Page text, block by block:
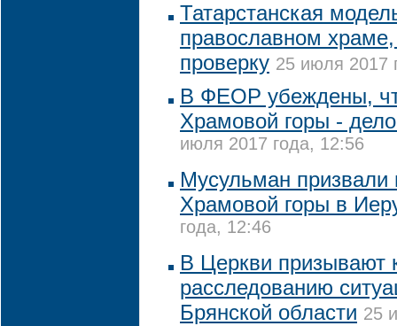
Татарстанская
православном
проверку 25 июля 2017
В ФЕОР убеждены,
Храмовой горы -
июля 2017 года, 12:56
Мусульман призвали
Храмовой горы в
года, 12:46
В Церкви призывают
расследованию
Брянской области 25